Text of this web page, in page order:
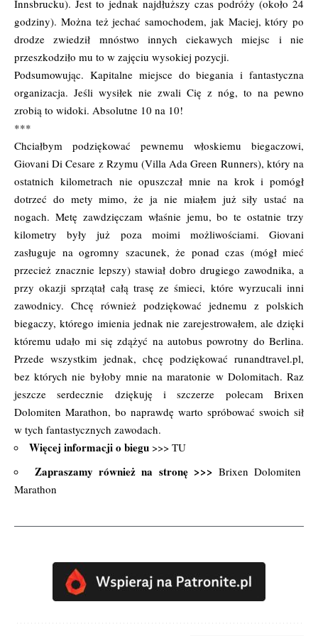
Innsbrucku). Jest to jednak najdłuższy czas podróży (około 24
godziny). Można też jechać samochodem, jak Maciej, który po
drodze zwiedził mnóstwo innych ciekawych miejsc i nie
przeszkodziło mu to w zajęciu wysokiej pozycji.
Podsumowując. Kapitalne miejsce do biegania i fantastyczna
organizacja. Jeśli wysiłek nie zwali Cię z nóg, to na pewno
zrobią to widoki. Absolutne 10 na 10!
***
Chciałbym podziękować pewnemu włoskiemu biegaczowi,
Giovani Di Cesare z Rzymu (Villa Ada Green Runners), który na
ostatnich kilometrach nie opuszczał mnie na krok i pomógł
dotrzeć do mety mimo, że ja nie miałem już siły ustać na
nogach. Metę zawdzięczam właśnie jemu, bo te ostatnie trzy
kilometry były już poza moimi możliwościami. Giovani
zasługuje na ogromny szacunek, że ponad czas (mógł mieć
przecież znacznie lepszy) stawiał dobro drugiego zawodnika, a
przy okazji sprzątał całą trasę ze śmieci, które wyrzucali inni
zawodnicy. Chcę również podziękować jednemu z polskich
biegaczy, którego imienia jednak nie zarejestrowałem, ale dzięki
któremu udało mi się zdążyć na autobus powrotny do Berlina.
Przede wszystkim jednak, chcę podziękować runandtravel.pl,
bez których nie byłoby mnie na maratonie w Dolomitach. Raz
jeszcze serdecznie dziękuję i szczerze polecam Brixen
Dolomiten Marathon, bo naprawdę warto spróbować swoich sił
w tych fantastycznych zawodach.
Więcej informacji o biegu >>> TU
Zapraszamy również na stronę >>> Brixen Dolomiten
Marathon